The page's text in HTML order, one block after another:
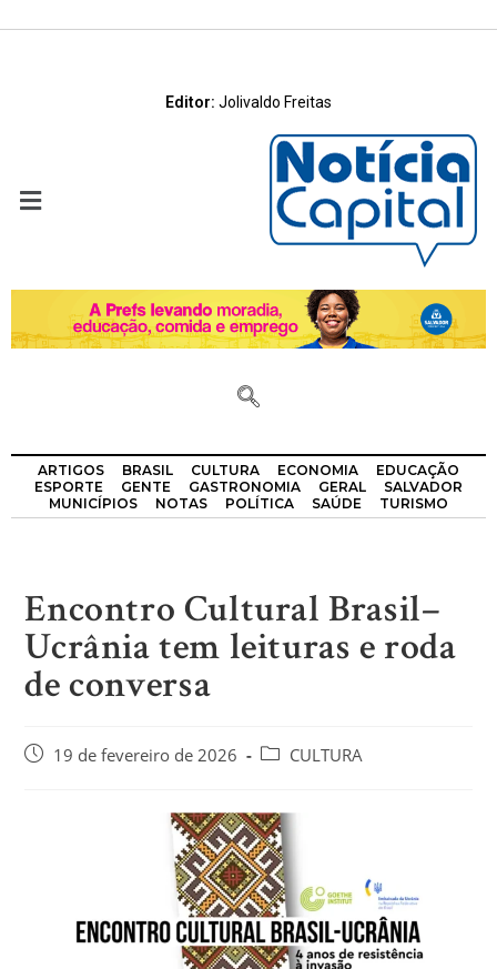
Editor: Jolivaldo Freitas
ARTIGOS BRASIL CULTURA ECONOMIA
EDUCAÇÃO
ESPORTE
GENTE GASTRONOMIA GERAL
SALVADOR
MUNICÍPIOS
NOTAS POLÍTICA SAÚDE TURISMO
Encontro Cultural Brasil–
Ucrânia tem leituras e roda
de conversa
19 de fevereiro de 2026 CULTURA